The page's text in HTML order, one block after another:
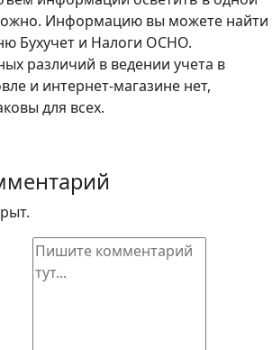
Информацию вы можете найти
Бухучет и Налоги ОСНО.
различий в ведении учета в
и интернет-магазине нет,
для всех.